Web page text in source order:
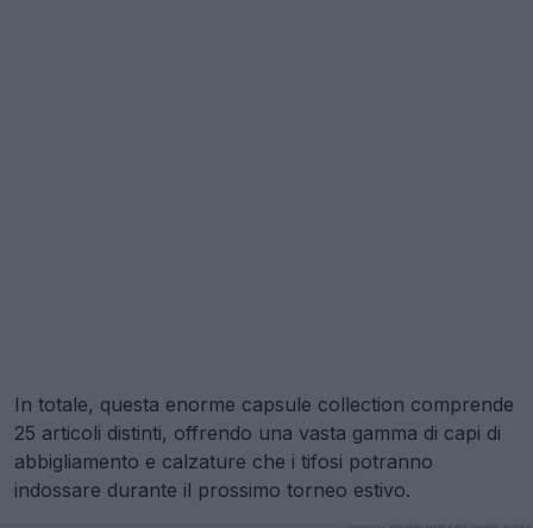
In totale, questa enorme capsule collection comprende
25 articoli distinti, offrendo una vasta gamma di capi di
abbigliamento e calzature che i tifosi potranno
indossare durante il prossimo torneo estivo.